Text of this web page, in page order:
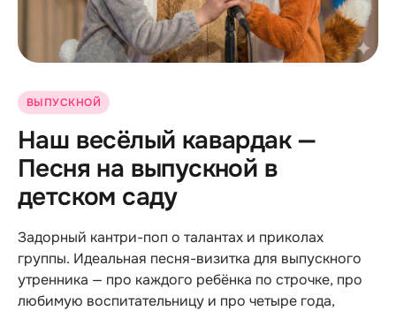
ВЫПУСКНОЙ
Наш весёлый кавардак —
Песня на выпускной в
детском саду
Задорный кантри-поп о талантах и приколах
группы. Идеальная песня-визитка для выпускного
утренника — про каждого ребёнка по строчке, про
любимую воспитательницу и про четыре года,